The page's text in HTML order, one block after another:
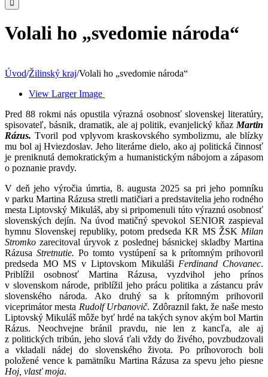
Volali ho „svedomie národa“
Úvod/Žilinský kraj/Volali ho „svedomie národa“
View Larger Image
Pred 88 rokmi nás opustila výrazná osobnosť slovenskej literatúry,
spisovateľ, básnik, dramatik, ale aj politik, evanjelický kňaz Martin
Rázus.Tvoril pod vplyvom kraskovského symbolizmu, ale blízky
mu bol aj Hviezdoslav. Jeho literárne dielo, ako aj politická činnosť
je preniknutá demokratickým a humanistickým nábojom a zápasom
o poznanie pravdy.
V deň jeho výročia úmrtia, 8. augusta 2025 sa pri jeho pomníku
v parku Martina Rázusa stretli matičiari a predstavitelia jeho rodného
mesta Liptovský Mikuláš, aby si pripomenuli túto výraznú osobnosť
slovenských dejín. Na úvod matičný spevokol SENIOR zaspieval
hymnu Slovenskej republiky, potom predseda KR MS ŽSK Milan
Stromkozarecitoval úryvok z poslednej básnickej skladby Martina
RázusaStretnutie.Po tomto vystúpení sa k prítomným prihovoril
predseda MO MS v Liptovskom Mikuláši Ferdinand Chovanec.
Priblížil osobnosť Martina Rázusa, vyzdvihol jeho prínos
v slovenskom národe, priblížil jeho prácu politika a zástancu práv
slovenského národa. Ako druhý sa k prítomným prihovoril
viceprimátor mesta Rudolf Urbanovič. Zdôraznil fakt, že naše mesto
Liptovský Mikuláš môže byť hrdé na takých synov akým bol Martin
Rázus. Neochvejne bránil pravdu, nie len z kancľa, ale aj
z politických tribún, jeho slová ťali vždy do živého, povzbudzovali
a vkladali nádej do slovenského života. Po príhovoroch boli
položené vence k pamätníku Martina Rázusa za spevu jeho piesne
Hoj, vlasť moja.